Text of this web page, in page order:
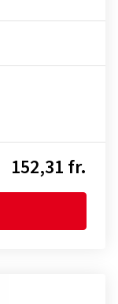
152,31 fr.